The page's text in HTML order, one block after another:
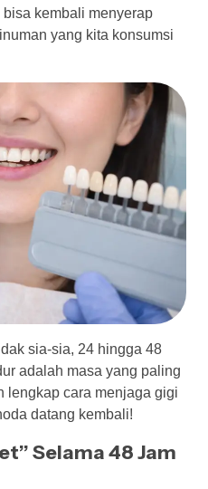
kembali menyerap
yang kita konsumsi
sia-sia, 24 hingga 48
adalah masa yang paling
lengkap cara menjaga gigi
datang kembali!
Selama 48 Jam